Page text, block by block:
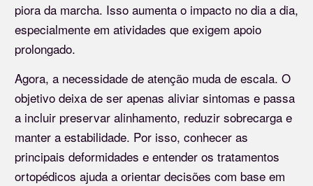
piora da marcha. Isso aumenta o impacto no dia a dia,
especialmente em atividades que exigem apoio
prolongado.
Agora, a necessidade de atenção muda de escala. O
objetivo deixa de ser apenas aliviar sintomas e passa
a incluir preservar alinhamento, reduzir sobrecarga e
manter a estabilidade. Por isso, conhecer as
principais deformidades e entender os tratamentos
ortopédicos ajuda a orientar decisões com base em